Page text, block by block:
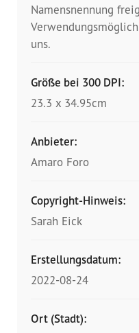
Presse
Positionen
Glossar
Newsletter
Namensnennung
uns.
Größe bei 300 DPI:
23.3 x 34.95cm
Anbieter:
Amaro Foro
Copyright-Hinweis:
Sarah Eick
Erstellungsdatum:
2022-08-24
Ort (Stadt):